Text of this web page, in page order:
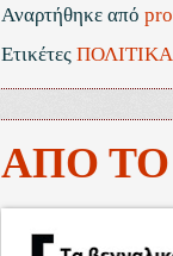
Αναρτήθηκε από
Ετικέτες ΠΟΛΙΤΙΚΑ
ΑΠΟ ΤΟ